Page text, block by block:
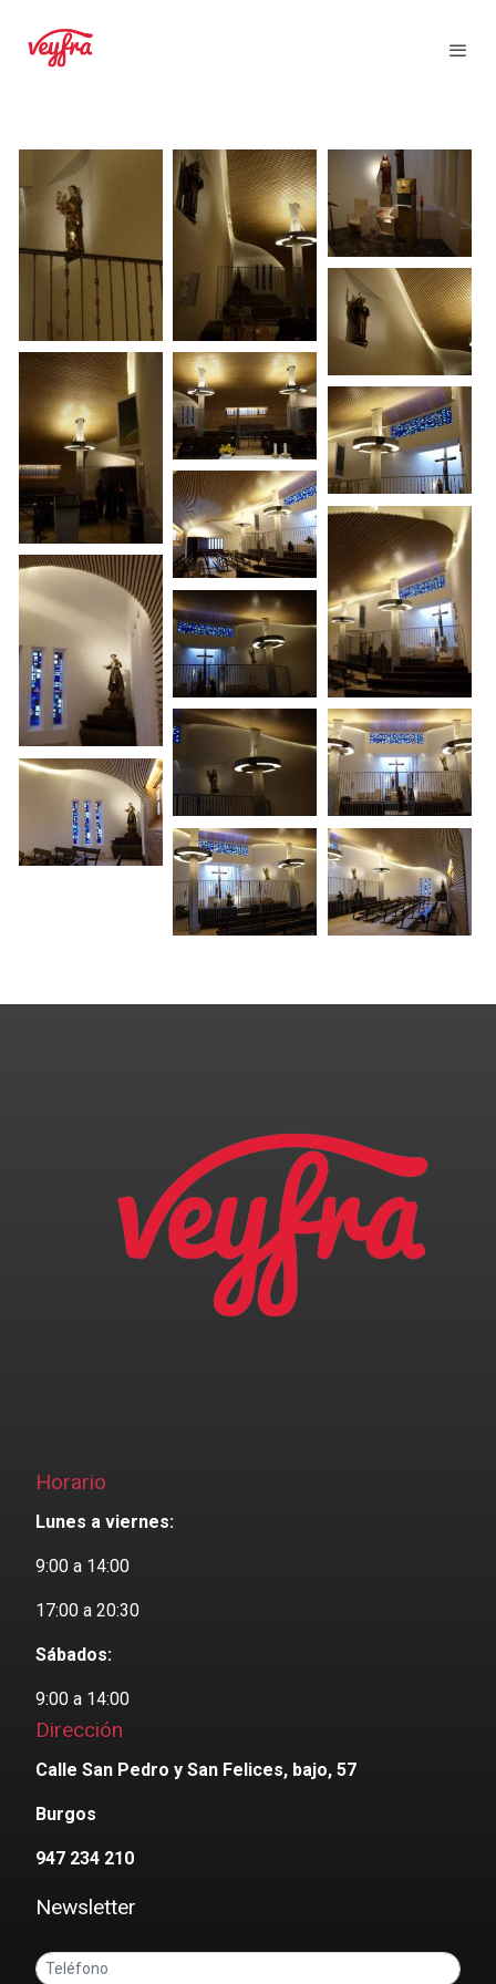
Horario
Lunes a viernes:
9:00 a 14:00
17:00 a 20:30
Sábados:
9:00 a 14:00
Dirección
Calle San Pedro y San Felices, bajo, 57
Burgos
947 234 210
Newsletter